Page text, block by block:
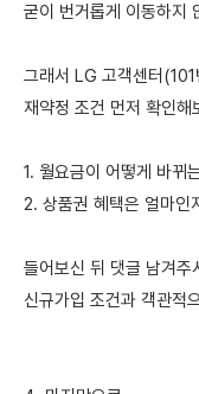
굳이 번거롭게 이동하지
그래서 LG 고객센터(101
재약정 조건 먼저 확인해
1. 월요금이 어떻게 바뀌
2. 상품권 혜택은 얼마인
들어보신 뒤 댓글 남겨주
신규가입 조건과 객관적